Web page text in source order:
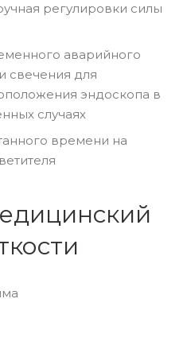
регулировки силы
аварийного
свечения для
эндоскопа в
случаях
времени на